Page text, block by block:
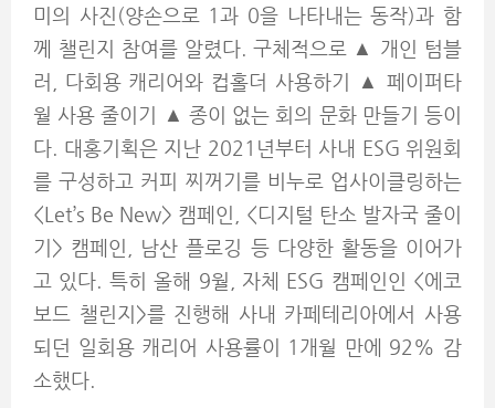
미의 사진(양손으로 1과 0을 나타내는 동작)과 함
께 챌린지 참여를 알렸다. 구체적으로 ▲ 개인 텀블
러, 다회용 캐리어와 컵홀더 사용하기 ▲ 페이퍼타
월 사용 줄이기 ▲ 종이 없는 회의 문화 만들기 등이
다. 대홍기획은 지난 2021년부터 사내 ESG 위원회
를 구성하고 커피 찌꺼기를 비누로 업사이클링하는
<Let’s Be New> 캠페인, <디지털 탄소 발자국 줄이
기> 캠페인, 남산 플로깅 등 다양한 활동을 이어가
고 있다. 특히 올해 9월, 자체 ESG 캠페인인 <에코
보드 챌린지>를 진행해 사내 카페테리아에서 사용
되던 일회용 캐리어 사용률이 1개월 만에 92% 감
소했다.